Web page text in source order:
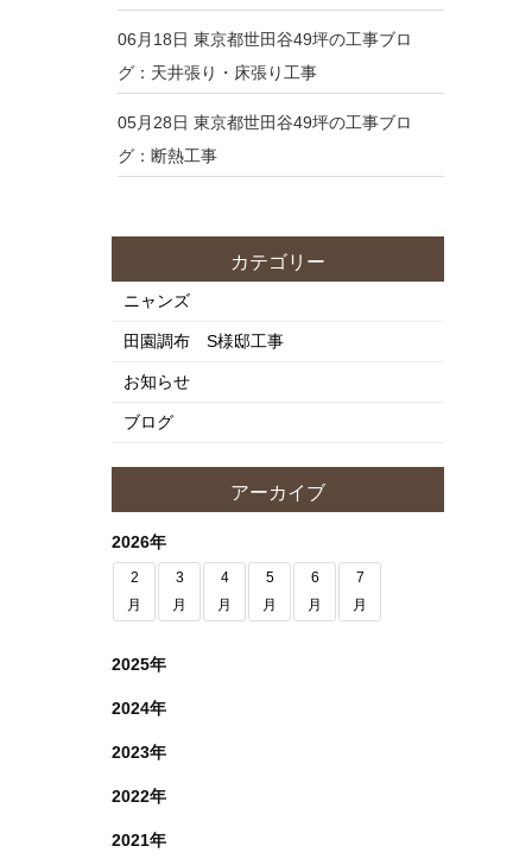
06月18日 東京都世田谷49坪の工事ブロ
グ：天井張り・床張り工事
05月28日 東京都世田谷49坪の工事ブロ
グ：断熱工事
カテゴリー
ニャンズ
田園調布 S様邸工事
お知らせ
ブログ
アーカイブ
2026年
2
月
3
月
4
月
5
月
6
月
7
月
2025年
2024年
2023年
2022年
2021年